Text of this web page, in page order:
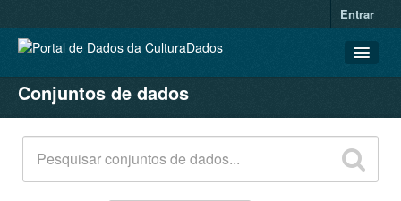
Entrar
CONJUNTOS DE DADOS
ORGANIZAÇÕES
GRUPOS
SOBRE
Conjuntos de dados